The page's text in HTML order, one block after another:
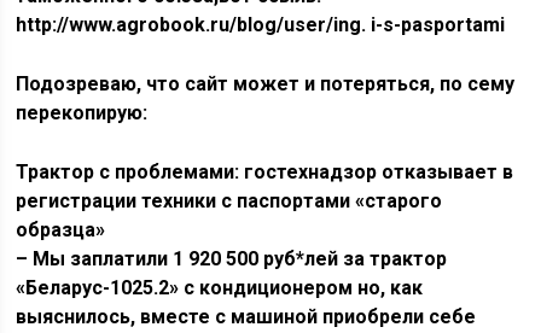
http://www.agrobook.ru/blog/user/ing. i-s-pasportami
Подозреваю, что сайт может и потеряться, по сему
перекопирую:
Трактор с проблемами: гостехнадзор отказывает в
регистрации техники с паспортами «старого
образца»
– Мы заплатили 1 920 500 руб*лей за трактор
«Беларус-1025.2» с кондиционером но, как
выяснилось, вместе с машиной приобрели себе